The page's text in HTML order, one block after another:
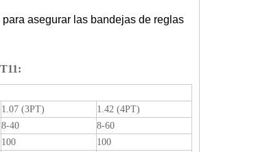
asegurar las bandejas de reglas
:
1.07 (3PT) 1.42 (4PT)
8-40 8-60
100 100